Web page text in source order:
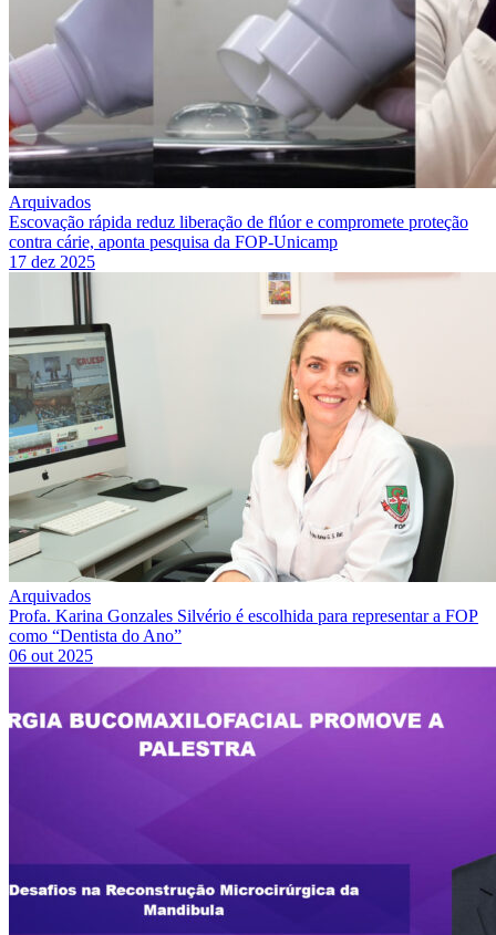
Arquivados
Escovação rápida reduz liberação de flúor e compromete proteção
contra cárie, aponta pesquisa da FOP-Unicamp
17 dez 2025
Arquivados
Profa. Karina Gonzales Silvério é escolhida para representar a FOP
como “Dentista do Ano”
06 out 2025